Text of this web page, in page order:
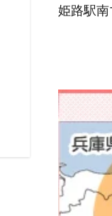
姫路駅